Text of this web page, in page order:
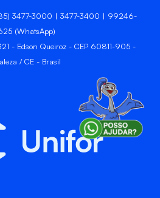
3477-3000 | 3477-3400 | 99246-
(WhatsApp)
- Edson Queiroz - CEP 60811-905 -
/ CE - Brasil